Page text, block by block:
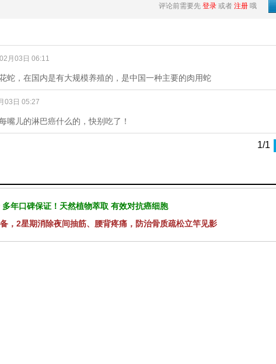
评论前需要先 登录 或者 注册 哦
月03日 06:11
蛇，在国内是有大规模养殖的，是中国一种主要的肉用蛇
03日 05:27
嘴儿的淋巴癌什么的，快别吃了！
1/1
年口碑保证！天然植物萃取 有效对抗癌细胞
，2星期消除夜间抽筋、腰背疼痛，防治骨质疏松立竿见影